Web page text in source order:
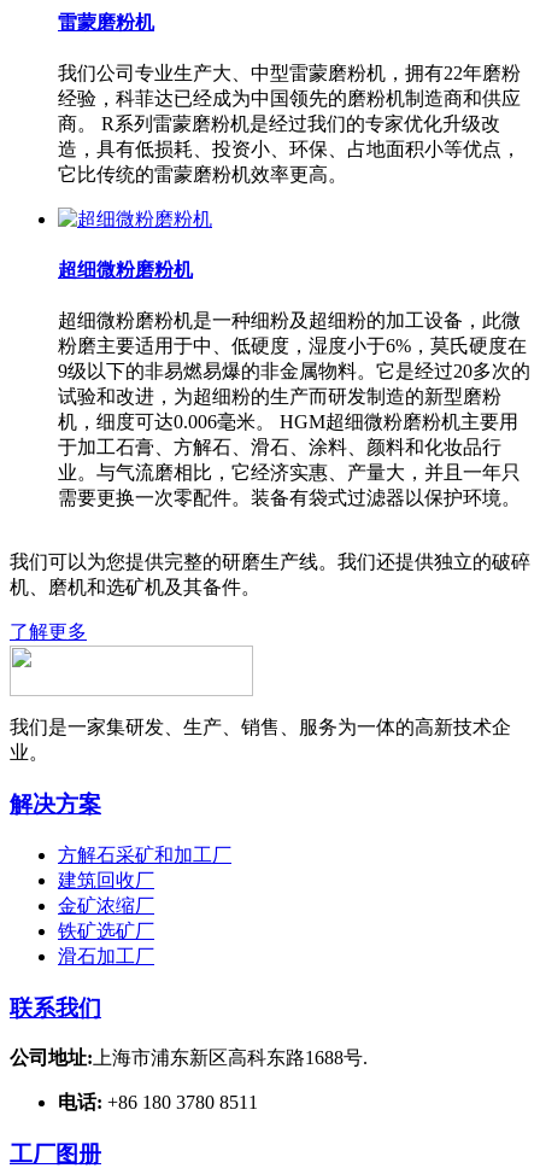
雷蒙磨粉机
我们公司专业生产大、中型雷蒙磨粉机，拥有22年磨粉
经验，科菲达已经成为中国领先的磨粉机制造商和供应
商。 R系列雷蒙磨粉机是经过我们的专家优化升级改
造，具有低损耗、投资小、环保、占地面积小等优点，
它比传统的雷蒙磨粉机效率更高。
超细微粉磨粉机
超细微粉磨粉机是一种细粉及超细粉的加工设备，此微
粉磨主要适用于中、低硬度，湿度小于6%，莫氏硬度在
9级以下的非易燃易爆的非金属物料。它是经过20多次的
试验和改进，为超细粉的生产而研发制造的新型磨粉
机，细度可达0.006毫米。 HGM超细微粉磨粉机主要用
于加工石膏、方解石、滑石、涂料、颜料和化妆品行
业。与气流磨相比，它经济实惠、产量大，并且一年只
需要更换一次零配件。装备有袋式过滤器以保护环境。
我们可以为您提供完整的研磨生产线。我们还提供独立的破碎
机、磨机和选矿机及其备件。
了解更多
我们是一家集研发、生产、销售、服务为一体的高新技术企
业。
解决方案
方解石采矿和加工厂
建筑回收厂
金矿浓缩厂
铁矿选矿厂
滑石加工厂
联系我们
公司地址: 上海市浦东新区高科东路1688号.
电话: +86 180 3780 8511
工厂图册